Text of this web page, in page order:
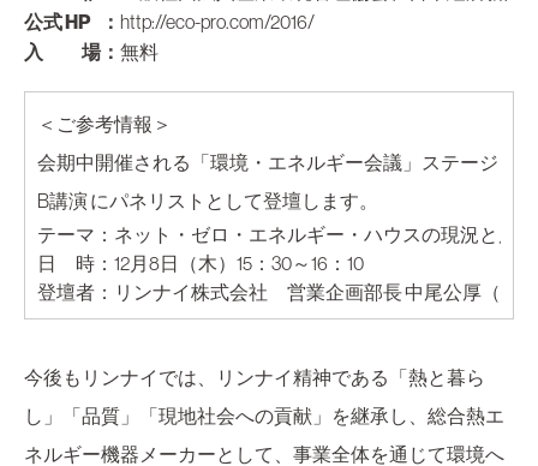
公式 HP ： http://eco-pro.com/2016/
入 場： 無料
＜ご参考情報＞
会期中開催される
「環境・エネルギー会議」ステージ
B講演にパネリストとして登壇します。
テーマ ： ネット・ゼロ・エネルギー・ハウスの現況と展望
日 時 ： 12月8日（木）15：30～16：10
登壇者 ： リンナイ株式会社 営業企画部長 中尾公厚（な
今後もリンナイでは、リンナイ精神である「熱と暮ら
し」「品質」「現地社会への貢献」を継承し、総合熱エ
ネルギー機器メーカーとして、事業全体を通じて環境へ